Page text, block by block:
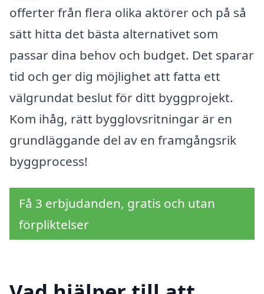
offerter från flera olika aktörer och på så
sätt hitta det bästa alternativet som
passar dina behov och budget. Det sparar
tid och ger dig möjlighet att fatta ett
välgrundat beslut för ditt byggprojekt.
Kom ihåg, rätt bygglovsritningar är en
grundläggande del av en framgångsrik
byggprocess!
Få 3 erbjudanden, gratis och utan
förpliktelser